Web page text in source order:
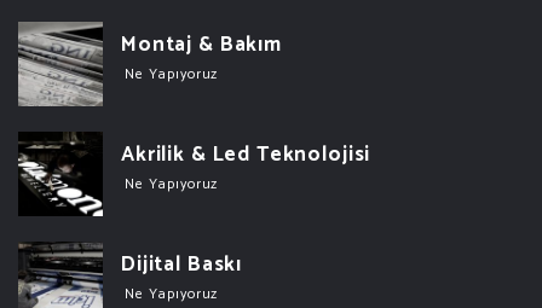
Montaj & Bakım
Ne Yapıyoruz
Akrilik & Led Teknolojisi
Ne Yapıyoruz
Dijital Baskı
Ne Yapıyoruz